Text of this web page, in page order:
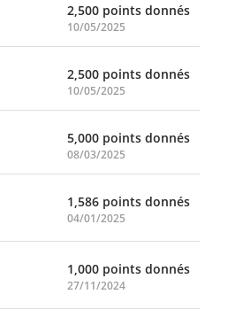
2,500 points donnés
10/05/2025
2,500 points donnés
10/05/2025
5,000 points donnés
08/03/2025
1,586 points donnés
04/01/2025
1,000 points donnés
27/11/2024